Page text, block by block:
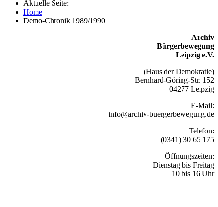
Aktuelle Seite:
Home |
Demo-Chronik 1989/1990
Archiv
Bürgerbewegung
Leipzig e.V.
(Haus der Demokratie)
Bernhard-Göring-Str. 152
04277 Leipzig
E-Mail:
info@archiv-buergerbewegung.de
Telefon:
(0341) 30 65 175
Öffnungszeiten:
Dienstag bis Freitag
10 bis 16 Uhr